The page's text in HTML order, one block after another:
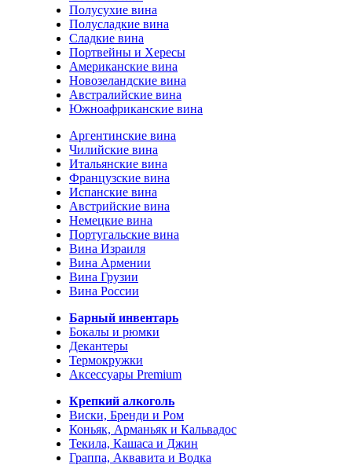
Полусухие вина
Полусладкие вина
Сладкие вина
Портвейны и Хересы
Американские вина
Новозеландские вина
Австралийские вина
Южноафриканские вина
Аргентинские вина
Чилийские вина
Итальянские вина
Французские вина
Испанские вина
Австрийские вина
Немецкие вина
Португальские вина
Вина Израиля
Вина Армении
Вина Грузии
Вина России
Барный инвентарь
Бокалы и рюмки
Декантеры
Термокружки
Аксессуары Premium
Крепкий алкоголь
Виски, Бренди и Ром
Коньяк, Арманьяк и Кальвадос
Текила, Кашаса и Джин
Граппа, Аквавита и Водка